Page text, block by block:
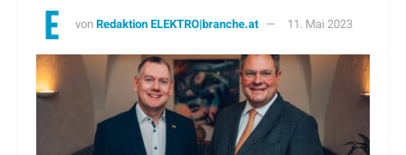
vonRedaktion ELEKTRO|branche.at 11. Mai 2023